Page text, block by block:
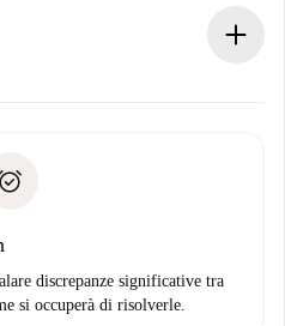
nulla e ti proporremo
pagamento
discrepanze significative tra
si occuperà di risolverle.